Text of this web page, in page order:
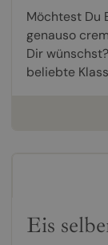
Möchtest Du
genauso
Dir
beliebte
Eis